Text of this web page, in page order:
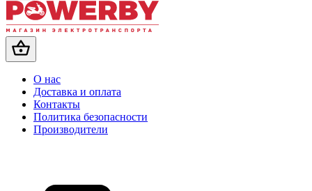
О нас
Доставка и оплата
Контакты
Политика безопасности
Производители